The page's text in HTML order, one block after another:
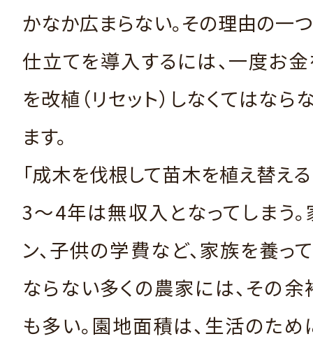
かなか広まらない。その理由の一つ
仕立てを導入するには、一度お
を改植（リセット）しなくてはなら
ます。
「成木を伐根して苗木を植え替える
3～4年は無収入となってしまう
ン、子供の学費など、家族を養っ
ならない多くの農家には、その
も多い。園地面積は、生活のた